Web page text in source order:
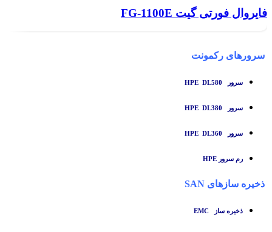
فایروال فورتی گیت FG-1100E
سرورهای رکمونت
سرور HPE DL580
سرور HPE DL380
سرور HPE DL360
رم سرور HPE
ذخیره سازهای SAN
ذخیره ساز